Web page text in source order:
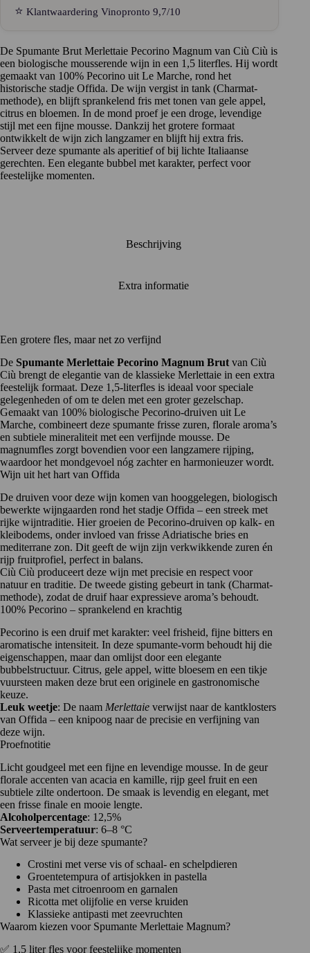
bubbel
⭐ Klantwaardering Vinopronto 9,7/10
De Spumante Brut Merlettaie Pecorino Magnum van Ciù Ciù is
een biologische mousserende wijn in een 1,5 literfles. Hij wordt
gemaakt van 100% Pecorino uit Le Marche, rond het
historische stadje Offida. De wijn vergist in tank (Charmat-
methode), en blijft sprankelend fris met tonen van gele appel,
citrus en bloemen. In de mond proef je een droge, levendige
stijl met een fijne mousse. Dankzij het grotere formaat
ontwikkelt de wijn zich langzamer en blijft hij extra fris.
Serveer deze spumante als aperitief of bij lichte Italiaanse
gerechten. Een elegante bubbel met karakter, perfect voor
feestelijke momenten.
Beschrijving
Extra informatie
Een grotere fles, maar net zo verfijnd
De Spumante Merlettaie Pecorino Magnum Brut van Ciù
Ciù brengt de elegantie van de klassieke Merlettaie in een extra
feestelijk formaat. Deze 1,5-literfles is ideaal voor speciale
gelegenheden of om te delen met een groter gezelschap.
Gemaakt van 100% biologische Pecorino-druiven uit Le
Marche, combineert deze spumante frisse zuren, florale aroma’s
en subtiele mineraliteit met een verfijnde mousse. De
magnumfles zorgt bovendien voor een langzamere rijping,
waardoor het mondgevoel nóg zachter en harmonieuzer wordt.
Wijn uit het hart van Offida
De druiven voor deze wijn komen van hooggelegen, biologisch
bewerkte wijngaarden rond het stadje Offida – een streek met
rijke wijntraditie. Hier groeien de Pecorino-druiven op kalk- en
kleibodems, onder invloed van frisse Adriatische bries en
mediterrane zon. Dit geeft de wijn zijn verkwikkende zuren én
rijp fruitprofiel, perfect in balans.
Ciù Ciù produceert deze wijn met precisie en respect voor
natuur en traditie. De tweede gisting gebeurt in tank (Charmat-
methode), zodat de druif haar expressieve aroma’s behoudt.
100% Pecorino – sprankelend en krachtig
Pecorino is een druif met karakter: veel frisheid, fijne bitters en
aromatische intensiteit. In deze spumante-vorm behoudt hij die
eigenschappen, maar dan omlijst door een elegante
bubbelstructuur. Citrus, gele appel, witte bloesem en een tikje
vuursteen maken deze brut een originele en gastronomische
keuze.
Leuk weetje: De naam Merlettaie verwijst naar de kantklosters
van Offida – een knipoog naar de precisie en verfijning van
deze wijn.
Proefnotitie
Licht goudgeel met een fijne en levendige mousse. In de geur
florale accenten van acacia en kamille, rijp geel fruit en een
subtiele zilte ondertoon. De smaak is levendig en elegant, met
een frisse finale en mooie lengte.
Alcoholpercentage: 12,5%
Serveertemperatuur: 6–8 °C
Wat serveer je bij deze spumante?
Crostini met verse vis of schaal- en schelpdieren
Groentetempura of artisjokken in pastella
Pasta met citroenroom en garnalen
Ricotta met olijfolie en verse kruiden
Klassieke antipasti met zeevruchten
Waarom kiezen voor Spumante Merlettaie Magnum?
✅ 1,5 liter fles voor feestelijke momenten